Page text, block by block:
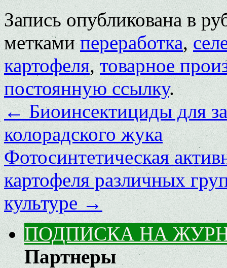
Запись опубликована в
меткамипереработка,
картофеля,товарное
постоянную ссылку.
←Биоинсектициды для
колорадского жука
Фотосинтетическая
картофеля различных
культуре→
ПОДПИСКА НА
Партнеры